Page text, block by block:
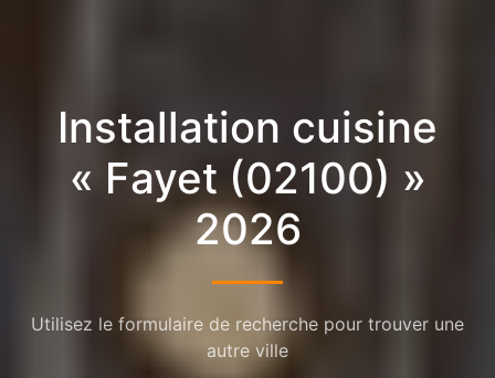
Installation cuisine
« Fayet (02100) »
2026
Utilisez le formulaire de recherche pour trouver une
autre ville